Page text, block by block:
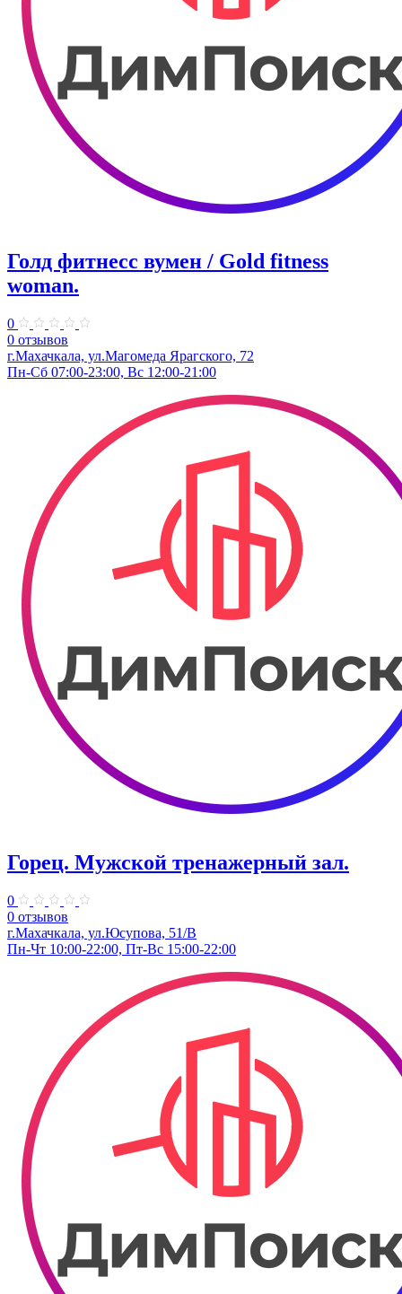
Голд фитнесс вумен / Gold fitness
woman.
0
0 отзывов
г.Махачкала, ул.Магомеда Ярагского, 72
Пн-Сб 07:00-23:00, Вс 12:00-21:00
Горец. Мужской тренажерный зал.
0
0 отзывов
г.Махачкала, ул.​Юсупова, 51/В
Пн-Чт 10:00-22:00, Пт-Вс 15:00-22:00